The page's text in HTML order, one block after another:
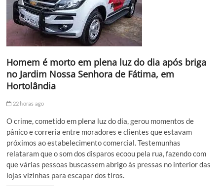
Homem é morto em plena luz do dia após briga
no Jardim Nossa Senhora de Fátima, em
Hortolândia
22 horas ago
O crime, cometido em plena luz do dia, gerou momentos de
pânico e correria entre moradores e clientes que estavam
próximos ao estabelecimento comercial. Testemunhas
relataram que o som dos disparos ecoou pela rua, fazendo com
que várias pessoas buscassem abrigo às pressas no interior das
lojas vizinhas para escapar dos tiros.